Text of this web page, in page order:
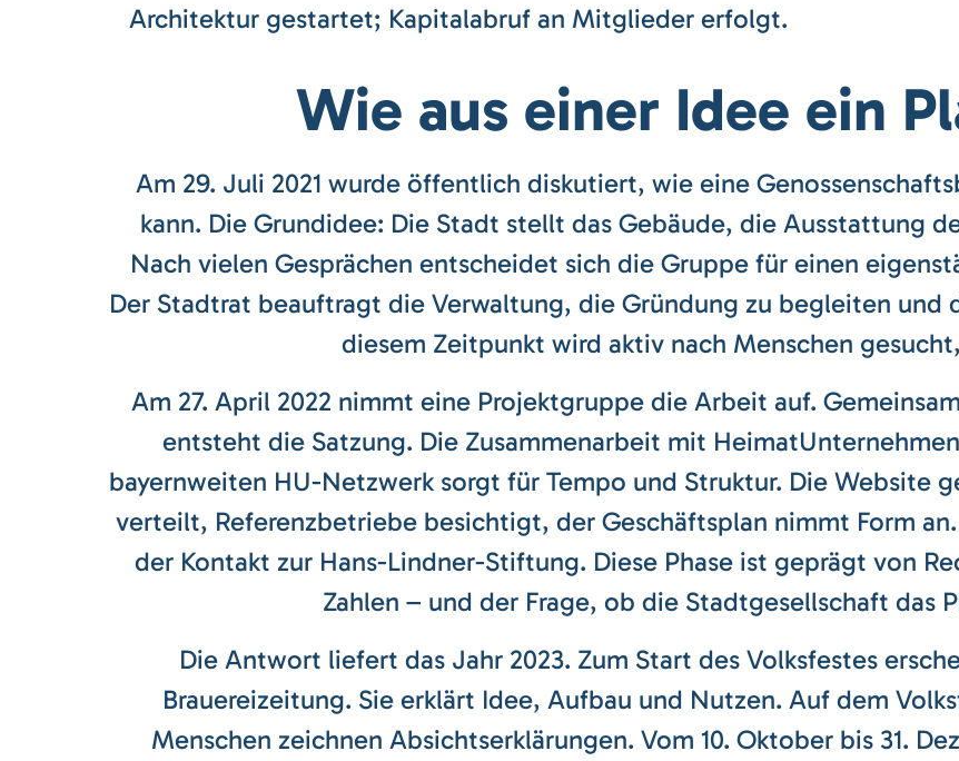
Architektur gestartet; Kapitalabruf an Mitglieder erfolgt.
Wie aus einer Idee ein
Am 29. Juli 2021 wurde öffentlich diskutiert, wie eine
kann. Die Grundidee: Die Stadt stellt das Gebäude, die Ausstattung
Nach vielen Gesprächen entscheidet sich die Gruppe für einen
Der Stadtrat beauftragt die Verwaltung, die Gründung zu begleiten und
diesem Zeitpunkt wird aktiv nach Menschen
Am 27. April 2022 nimmt eine Projektgruppe die Arbeit auf.
entsteht die Satzung. Die Zusammenarbeit mit
bayernweiten HU-Netzwerk sorgt für Tempo und Struktur. Die Website
verteilt, Referenzbetriebe besichtigt, der Geschäftsplan nimmt Form
der Kontakt zur Hans-Lindner-Stiftung. Diese Phase ist geprägt von
Zahlen – und der Frage, ob die Stadtgesellschaft das
Die Antwort liefert das Jahr 2023. Zum Start des Volksfestes
Brauereizeitung. Sie erklärt Idee, Aufbau und Nutzen. Auf dem
Menschen zeichnen Absichtserklärungen. Vom 10. Oktober bis 31.